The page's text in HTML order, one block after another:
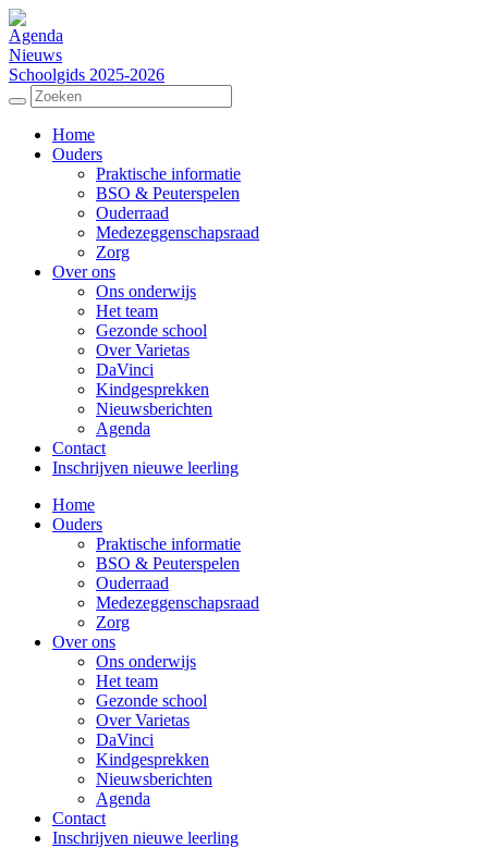
Agenda
Nieuws
Schoolgids 2025-2026
Home
Ouders
Praktische informatie
BSO & Peuterspelen
Ouderraad
Medezeggenschapsraad
Zorg
Over ons
Ons onderwijs
Het team
Gezonde school
Over Varietas
DaVinci
Kindgesprekken
Nieuwsberichten
Agenda
Contact
Inschrijven nieuwe leerling
Home
Ouders
Praktische informatie
BSO & Peuterspelen
Ouderraad
Medezeggenschapsraad
Zorg
Over ons
Ons onderwijs
Het team
Gezonde school
Over Varietas
DaVinci
Kindgesprekken
Nieuwsberichten
Agenda
Contact
Inschrijven nieuwe leerling